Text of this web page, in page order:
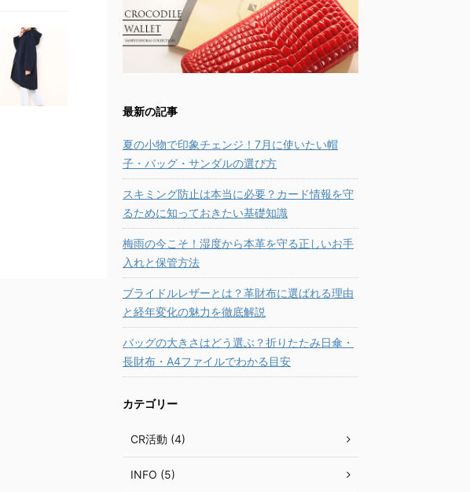
最新の記事
夏の小物で印象チェンジ！7月に使いたい帽
子・バッグ・サンダルの選び方
スキミング防止は本当に必要？カード情報を守
るために知っておきたい基礎知識
梅雨の今こそ！湿度から本革を守る正しいお手
入れと保管方法
ブライドルレザーとは？革財布に選ばれる理由
と経年変化の魅力を徹底解説
バッグの大きさはどう選ぶ？折りたたみ日傘・
長財布・A4ファイルでわかる目安
カテゴリー
CR活動 (4)
INFO (5)